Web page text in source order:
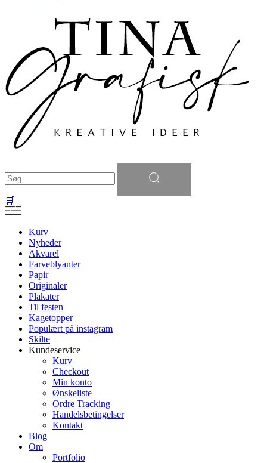
efter:
🛒
Kurv
Nyheder
Akvarel
Farveblyanter
Papir
Originaler
Plakater
Til festen
Kagetopper
Populært på instagram
Skilte
Kundeservice
Kurv
Checkout
Min konto
Ønskeliste
Ordre Tracking
Handelsbetingelser
Kontakt
Blog
Om
Portfolio